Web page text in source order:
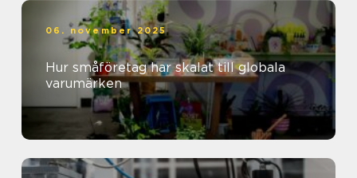
06. november 2025
Hur småföretag har skalat till globala
varumärken